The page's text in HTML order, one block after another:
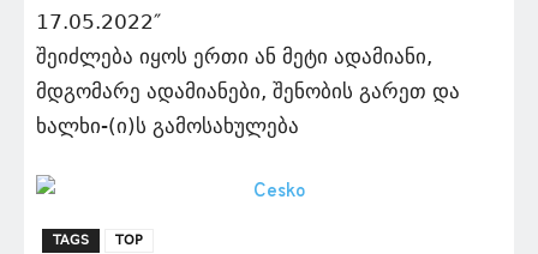
17.05.2022″
შეიძლება იყოს ერთი ან მეტი ადამიანი,
მდგომარე ადამიანები, შენობის გარეთ და
ხალხი-(ი)ს გამოსახულება
TAGS TOP